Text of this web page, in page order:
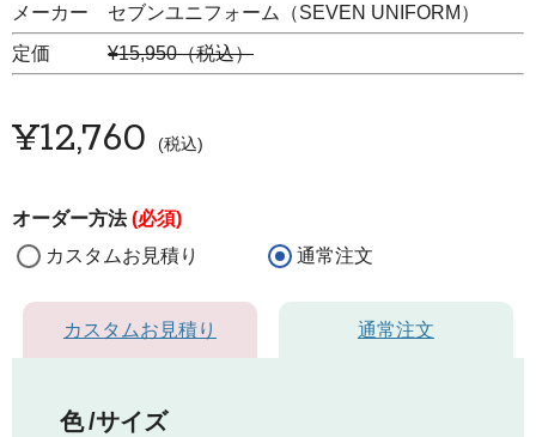
メーカー セブンユニフォーム（SEVEN UNIFORM）
定価 ¥15,950（税込）
¥12,760 税込
オーダー方法(必須)
カスタムお見積り
通常注文
カスタムお見積り 通常注文
色 サイズ